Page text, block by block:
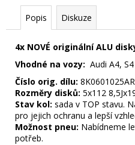
Popis Diskuze
4x NOVÉ originální ALU
Vhodné na vozy: Audi A4,
Číslo orig. dílu: 8K0601025AR
Rozměry disků: 5x112
Stav kol: sada v TOP stavu.
pro jejich ochranu a lepší
Možnost pneu: Nabídneme
potřeb.